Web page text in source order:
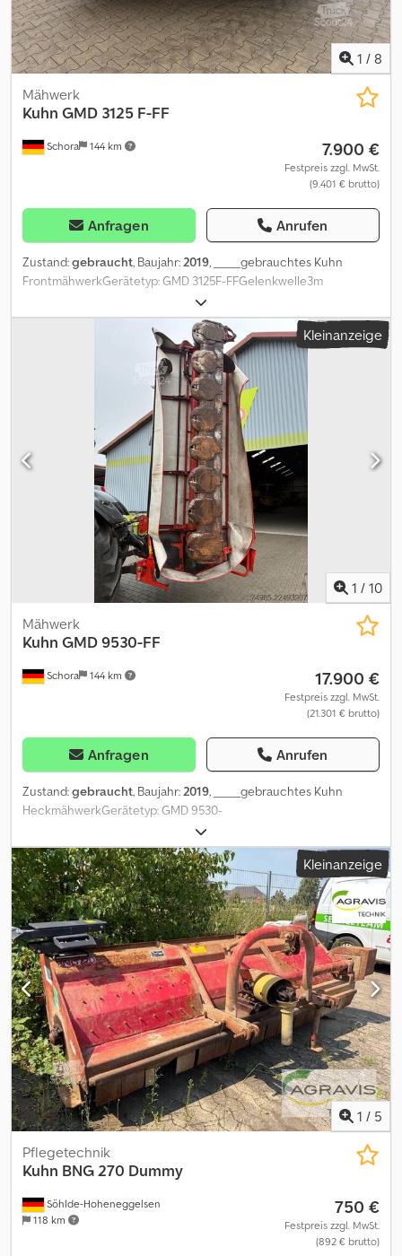
1 / 8
Schora 144 km
Mähwerk
Kuhn GMD 3125 F-FF
7.900 €
Festpreis zzgl. MwSt.
(9.401 € brutto)
Anfragen Anrufen
Zustand:gebraucht, Baujahr:2019, _____gebrauchtes Kuhn
FrontmähwerkGerätetyp: GMD 3125F-FFGelenkwelle3m
Arbeitsbreite7 Mähscheiben mit je 2 MähklingenFAST-FIT
Messerschnellwechselsystem2
Schwadtrommeln,Lagerort:Schora Dsdpfjzrra Rsx AnveckKleinanzeige
1 / 10
Schora 144 km
Mähwerk
Kuhn GMD 9530-FF
17.900 €
Festpreis zzgl. MwSt.
(21.301 € brutto)
Anfragen Anrufen
Zustand:gebraucht, Baujahr: 2019, _____gebrauchtes Kuhn
HeckmähwerkGerätetyp: GMD 9530-
FFBedienterminalGelenkwelle9m Arbeitsbreite16 Mähscheiben
FAST- FIT
MesserschnellwechselsystemÜberlastschutzhydraulisch
klappbarStützfüßeBeleuchtungWarntafeln,Lagerort:S chora
Dcodezrra Depfx Anvek
Kleinanzeige
1 / 5
Söhlde-Hoheneggelsen
118 km
Pflegetechnik
Kuhn BNG 270 Dummy
750 €
Festpreis zzgl. MwSt.
(892 € brutto)